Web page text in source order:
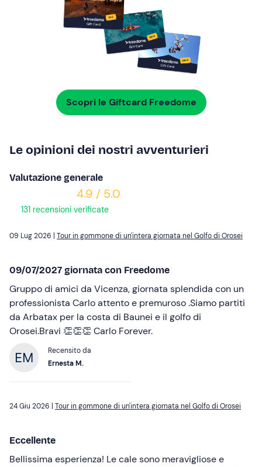
Scopri le Giftcard Freedome
Le opinioni dei nostri avventurieri
Valutazione generale
4.9 / 5.0
131 recensioni verificate
09 Lug 2026 | Tour in gommone di un'intera giornata nel Golfo di Orosei
09/07/2027 giornata con Freedome
Gruppo di amici da Vicenza, giornata splendida con un
professionista Carlo attento e premuroso .Siamo partiti
da Arbatax per la costa di Baunei e il golfo di
Orosei.Bravi 👏👏👏 Carlo Forever.
Recensito da
Ernesta M.
24 Giu 2026 | Tour in gommone di un'intera giornata nel Golfo di Orosei
Eccellente
Bellissima esperienza! Le cale sono meravigliose e